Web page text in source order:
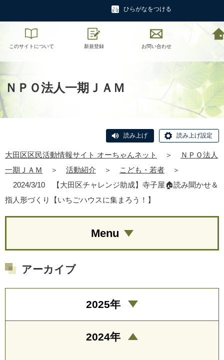
ひらがなをつける
このサイトについて 新規登録 お問い合わせ
ＮＰＯ法人一期ＪＡＭ
読み上げ 読み上げ設定
大田区区民活動情報サイト オーちゃんネット ＞
ＮＰＯ法人
一期ＪＡＭ
＞ 活動紹介 ＞ こども・若者
＞
2024/3/10 【大田区チャレンジ助成】寺子屋🏠読み聞かせ＆
指人形づくり【いちごハウスに集まろう！】
Menu
アーカイブ
2025年
2024年